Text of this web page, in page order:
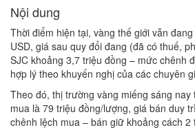
Nội dung
Thời điểm hiện tại, vàng thế giới vẫn
USD, giá sau quy đổi đang (đã có thuế,
SJC khoảng 3,7 triệu đồng – mức chênh
hợp lý theo khuyến nghị của các chuyên
Theo đó, thị trường vàng miếng sáng nay
mua là 79 triệu đồng/lượng, giá bán duy
chênh lệch mua – bán giữ khoảng cách 2